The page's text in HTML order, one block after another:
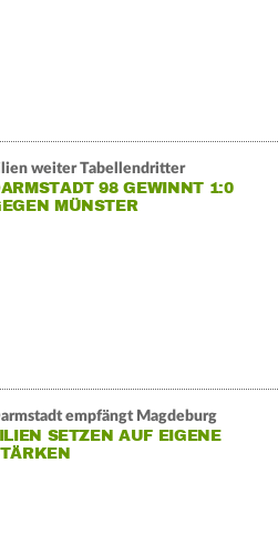
weiter Tabellendritter
98 GEWINNT 1:0
MÜNSTER
empfängt Magdeburg
SETZEN AUF EIGENE